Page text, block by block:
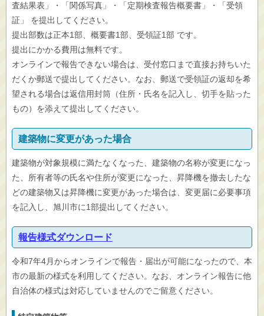
査結果表」・「関係写真」・「定期検査報告概要書」・「受領
証」 を提出してください。
提出部数は正本1部、概要書1部、受領証1部 です。
提出にかかる費用は無料です。
オンラインで報告できない場合は、受付窓口まで直接お持ちいた
だくか郵送で提出してください。なお、郵送で受領証の返却を希
望される場合は返信用封筒（住所・氏名を記入し、切手を貼った
もの）を添えて提出してください。
建築物に変更があった場合
建築物が対象規模に満たなくなった、建築物の名称が変更になっ
た、所有者等の氏名や住所が変更になった、昇降機を撤去したな
どの建築物又は昇降機に変更があった場合は、変更届に必要事項
を記入し、旭川市に1部提出してください。
報告様式ダウンロード
令和7年4月からオンラインで報告・届出が可能になったので、本
市の最新の様式を利用してください。なお、オンライン報告に他
自治体の様式は対応していませんのでご留意ください。